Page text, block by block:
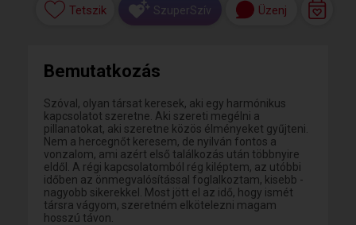
Tetszik SzuperSzív Üzenj
Bemutatkozás
Szóval, olyan társat keresek, aki egy harmónikus
kapcsolatot szeretne. Aki szereti megélni a
pillanatokat, aki szeretne közös élményeket gyűjteni.
Nem a hercegnőt keresem, de nyilván fontos a
vonzalom, ami azért első találkozás után többnyire
eldől. A régi kapcsolatomból rég kiléptem, az utóbbi
időben az önmegvalósítással foglalkoztam, kisebb -
nagyobb sikerekkel. Most jött el az idő, hogy ismét
társra vágyom, szeretném elkötelezni magam
hosszú távon.